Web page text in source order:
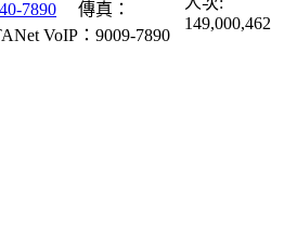
7890
傳真：
VoIP：9009-7890
149,000,462